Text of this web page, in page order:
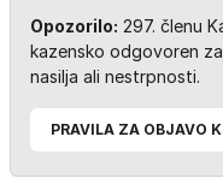
Opozorilo: 297. členu
kazensko odgovoren
nasilja ali nestrpnosti.
PRAVILA ZA OBJAVO